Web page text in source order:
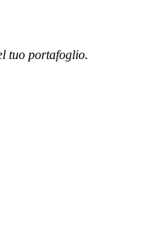
tuo portafoglio.